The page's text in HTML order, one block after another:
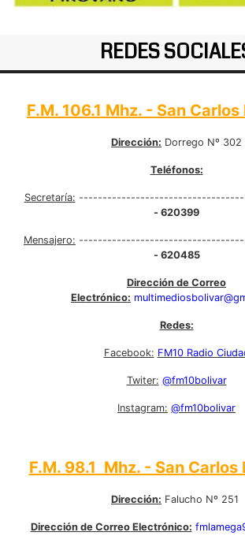
REDES
F.M. 106.1 Mhz. - San
Dirección: Dorrego Nº 302
Teléfonos:
Secretaría:
- 620399
Mensajero:
- 620485
Dirección de Correo
Electrónico:
Redes:
Facebook: FM10 Radio
Twiter: @fm10bolivar
Instagram: @fm10bolivar
F.M. 98.1 Mhz. - San Carlos
Dirección: Falucho Nº 251
Dirección de Correo Electrónico: